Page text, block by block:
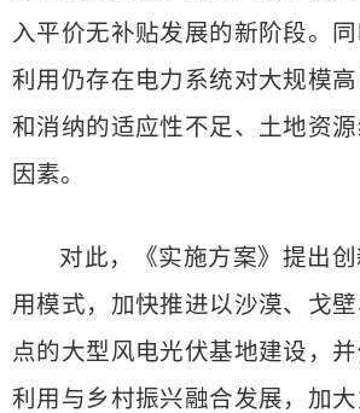
入平价无补贴发展的新阶段。
利用仍存在电力系统对大规模
和消纳的适应性不足、土地资
因素。
对此，《实施方案》提出创
用模式，加快推进以沙漠、戈
点的大型风电光伏基地建设，
利用与乡村振兴融合发展，加大